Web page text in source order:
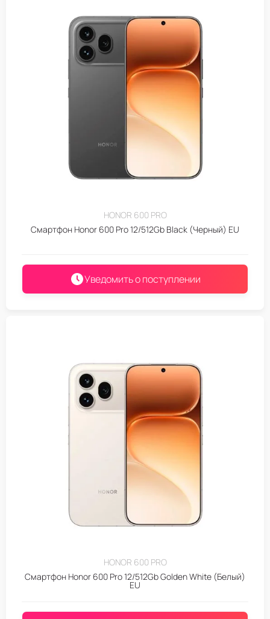
HONOR 600 PRO
Смартфон Honor 600 Pro 12/512Gb Black (Черный) EU
Уведомить о поступлении
HONOR 600 PRO
Смартфон Honor 600 Pro 12/512Gb Golden White (Белый)
EU